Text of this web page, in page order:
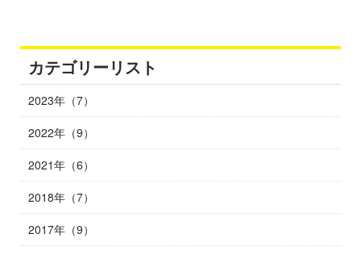
カテゴリーリスト
2023年（7）
2022年（9）
2021年（6）
2018年（7）
2017年（9）